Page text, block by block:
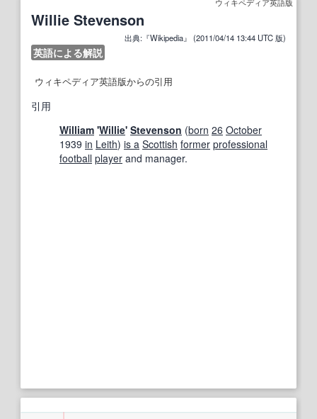
Willie Stevenson
出典:『Wikipedia』 (2011/04/14 13:44 UTC 版)
英語による解説
ウィキペディア英語版からの引用
引用
William 'Willie' Stevenson (born 26 October
1939 in Leith) is a Scottish former professional
football player and manager.